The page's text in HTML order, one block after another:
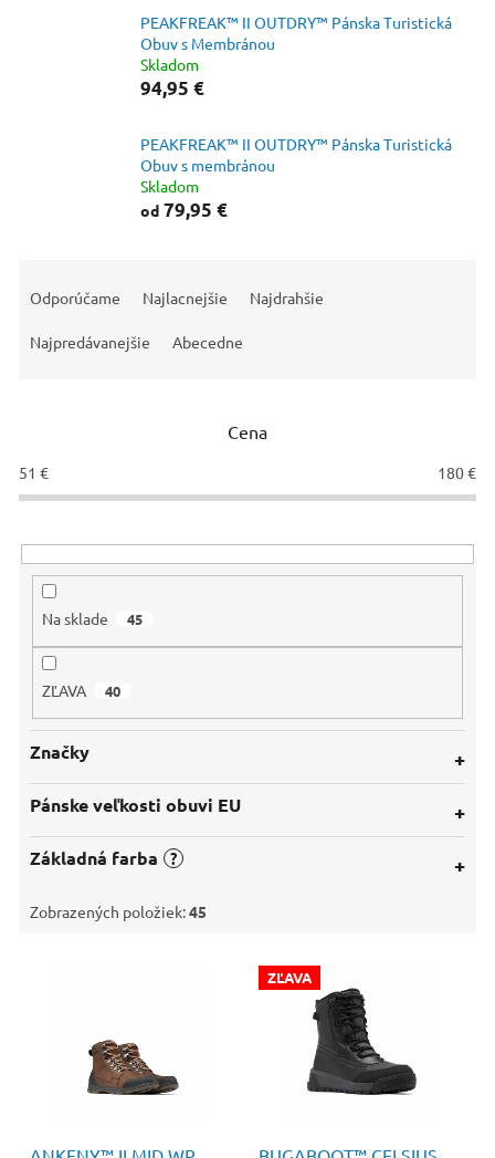
PEAKFREAK™ II OUTDRY™ Pánska Turistická
Obuv s Membránou
Skladom
94,95 €
PEAKFREAK™ II OUTDRY™ Pánska Turistická
Obuv s membránou
Skladom
od79,95 €
r
o
u
k
Odporúčame Najlacnejšie Najdrahšie
Najpredávanejšie Abecedne
Cena
51 € 180€
Na sklade 45
ZĽAVA 40
Značky
Pánske veľkosti obuvi EU
Základná farba ?
Zobrazených položiek:45
ZĽAVA